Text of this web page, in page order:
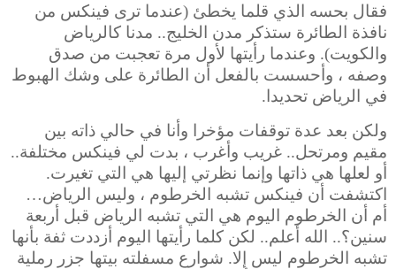
فقال بحسه الذي قلما يخطئ (عندما ترى فينكس من
نافذة الطائرة ستذكر مدن الخليج.. مدنا كالرياض
والكويت). وعندما رأيتها لأول مرة تعجبت من صدق
وصفه ، وأحسست بالفعل أن الطائرة على وشك الهبوط
في الرياض تحديدا.
ولكن بعد عدة توقفات مؤخرا وأنا في حالي ذاته بين
مقيم ومرتحل.. غريب وأغرب ، بدت لي فينكس مختلفة..
أو لعلها هي ذاتها وإنما نظرتي إليها هي التي تغيرت.
اكتشفت أن فينكس تشبه الخرطوم ، وليس الرياض…
أم أن الخرطوم اليوم هي التي تشبه الرياض قبل أربعة
سنين؟.. الله أعلم.. لكن كلما رأيتها اليوم أزددت ثفة بأنها
تشبه الخرطوم ليس إلا. شوارع مسفلته بيتها جزر رملية